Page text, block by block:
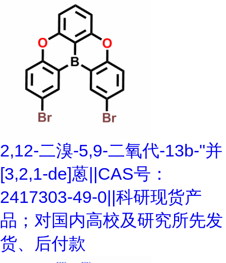
2,12-二溴-5,9-二氧代-13b-"并
[3,2,1-de]蒽||CAS号：
2417303-49-0||科研现货产
品；对国内高校及研究所先发
货、后付款